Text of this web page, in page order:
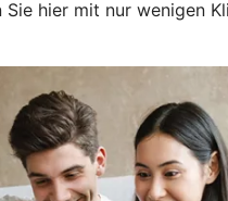
hier mit nur wenigen